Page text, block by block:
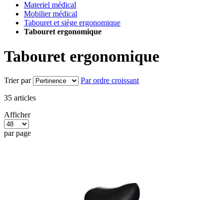
Materiel médical
Mobilier médical
Tabouret et siège ergonomique
Tabouret ergonomique
Tabouret ergonomique
Trier par Par ordre croissant
35 articles
Afficher
par page